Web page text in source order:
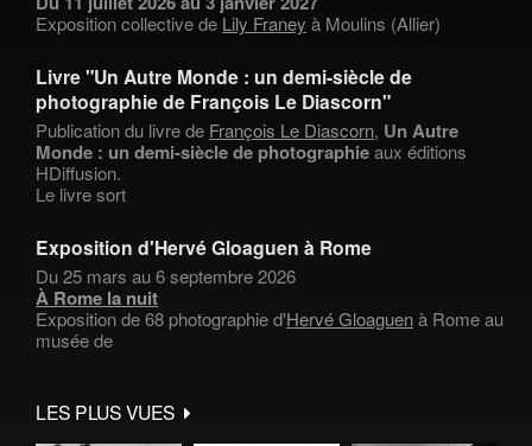
Exposition collective de Lily Franey à Moulins (Allier)
Livre "Un Autre Monde : un demi-siècle de
photographie de François Le Diascorn"
Publication du livre de François Le Diascorn, Un Autre
Monde : un demi-siècle de photographieaux éditions
HDiffusion.
Le livre sort
Exposition d'Hervé Gloaguen à Rome
Du 25 mars au 6 septembre 2026
À Rome la nuit
Exposition de 68 photographie d'Hervé Gloaguenà Rome au
musée de
LES PLUS VUES